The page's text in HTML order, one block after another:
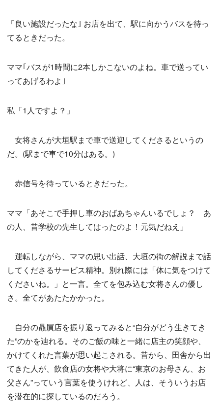
「良い施設だったな｣ お店を出て、駅に向かうバスを待っ
てるときだった。
ママ｢バスが1時間に2本しかこないのよね。車で送ってい
ってあげるわよ｣
私「1人ですよ？」
女将さんが大垣駅まで車で送迎してくださるというの
だ。(駅まで車で10分はある。)
赤信号を待っているときだった。
ママ「あそこで手押し車のおばあちゃんいるでしょ？ あ
の人、昔学校の先生してはったのよ！元気だねえ」
運転しながら、ママの思い出話、大垣の街の解説まで話
してくださるサービス精神。別れ際には「体に気をつけて
くださいね。」と一言。全てを包み込む女将さんの優し
さ。全てがあたたかかった。
自分の贔屓店を振り返ってみると“自分がどう生きてき
た”のかを辿れる。そのご飯の味と一緒に店主の笑顔や、
かけてくれた言葉が思い起こされる。昔から、田舎から出
てきた人が、飲食店の女将や大将に“東京のお母さん、お
父さん”っていう言葉を使うけれど、人は、そういうお店
を潜在的に探しているのだろう。